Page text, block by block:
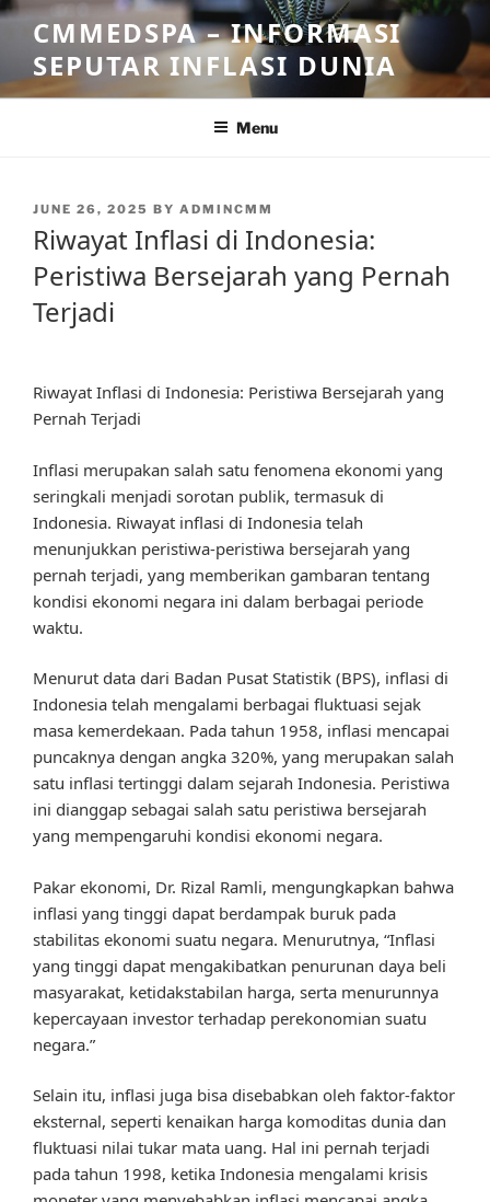
Skip
content
CMMEDSPA – INFORMASI
SEPUTAR INFLASI DUNIA
Menu
POSTED
ON
JUNE 26, 2025 BY ADMINCMM
Riwayat Inflasi di Indonesia:
Peristiwa Bersejarah yang Pernah
Terjadi
Riwayat Inflasi di Indonesia: Peristiwa Bersejarah yang
Pernah Terjadi
Inflasi merupakan salah satu fenomena ekonomi yang
seringkali menjadi sorotan publik, termasuk di
Indonesia. Riwayat inflasi di Indonesia telah
menunjukkan peristiwa-peristiwa bersejarah yang
pernah terjadi, yang memberikan gambaran tentang
kondisi ekonomi negara ini dalam berbagai periode
waktu.
Menurut data dari Badan Pusat Statistik (BPS), inflasi di
Indonesia telah mengalami berbagai fluktuasi sejak
masa kemerdekaan. Pada tahun 1958, inflasi mencapai
puncaknya dengan angka 320%, yang merupakan salah
satu inflasi tertinggi dalam sejarah Indonesia. Peristiwa
ini dianggap sebagai salah satu peristiwa bersejarah
yang mempengaruhi kondisi ekonomi negara.
Pakar ekonomi, Dr. Rizal Ramli, mengungkapkan bahwa
inflasi yang tinggi dapat berdampak buruk pada
stabilitas ekonomi suatu negara. Menurutnya, “Inflasi
yang tinggi dapat mengakibatkan penurunan daya beli
masyarakat, ketidakstabilan harga, serta menurunnya
kepercayaan investor terhadap perekonomian suatu
negara.”
Selain itu, inflasi juga bisa disebabkan oleh faktor-faktor
eksternal, seperti kenaikan harga komoditas dunia dan
fluktuasi nilai tukar mata uang. Hal ini pernah terjadi
pada tahun 1998, ketika Indonesia mengalami krisis